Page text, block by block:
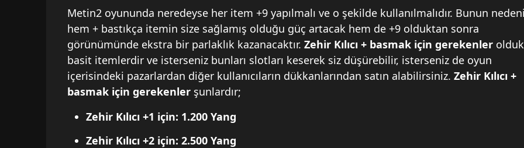
Metin2 oyununda neredeyse her item +9 yapılmalı ve o şekilde kullanılmalıdır. Bunun nedeni
hem + bastıkça itemin size sağlamış olduğu güç artacak hem de +9 olduktan sonra
görünümünde ekstra bir parlaklık kazanacaktır.Zehir Kılıcı + basmak için gerekenler
basit itemlerdir ve isterseniz bunları slotları keserek siz düşürebilir, isterseniz de oyun
içerisindeki pazarlardan diğer kullanıcıların dükkanlarından satın alabilirsiniz.Zehir Kılıcı +
basmak için gerekenler şunlardır;
Zehir Kılıcı +1 için: 1.200 Yang
Zehir Kılıcı +2 için: 2.500 Yang